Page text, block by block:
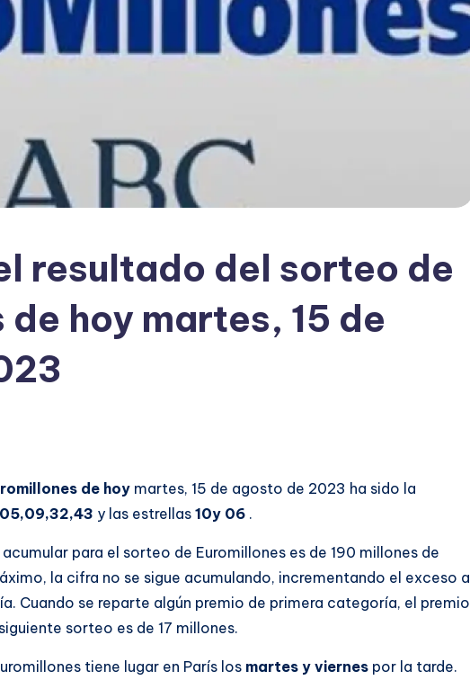
resultado del sorteo de
de hoy martes, 15 de
de hoy martes, 15 de agosto de 2023 ha sido la
y las estrellas 10y 06 .
para el sorteo de Euromillones es de 190 millones de
la cifra no se sigue acumulando, incrementando el exceso a
Cuando se reparte algún premio de primera categoría, el premio
sorteo es de 17 millones.
tiene lugar en París los martes y viernes por la tarde.